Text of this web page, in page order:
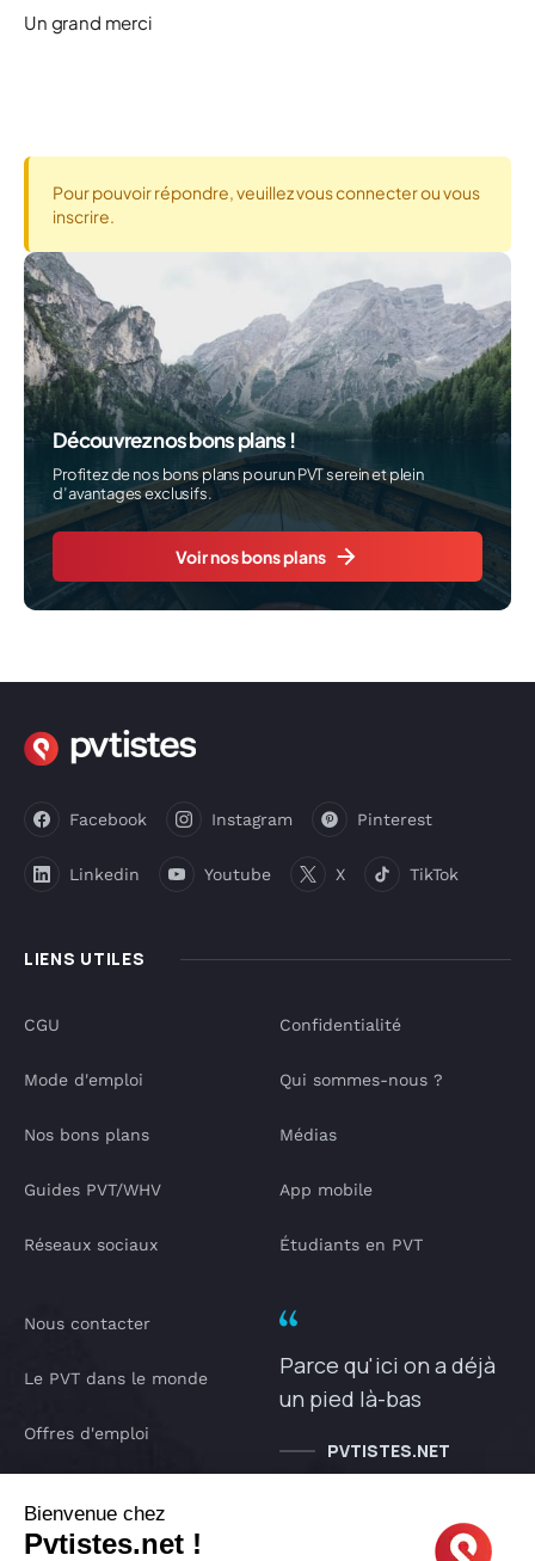
Un grand merci
Pour pouvoir répondre, veuillez vous connecter ou vous
inscrire.
Découvrez nos bons plans !
Profitez de nos bons plans pour un PVT serein et plein
d’avantages exclusifs.
Voir nos bons plans
LIENS UTILES
Facebook Instagram Pinterest
Linkedin Youtube X TikTok
CGU
Mode d'emploi
Nos bons plans
Guides PVT/WHV
Réseaux sociaux
Confidentialité
Qui sommes-nous ?
Médias
App mobile
Étudiants en PVT
Nous contacter
Le PVT dans le monde
Offres d'emploi
IA pvtistes
Parce qu'ici on a déjà
un pied là-bas
PVTISTES.NET
Bienvenue chez
Pvtistes.net !